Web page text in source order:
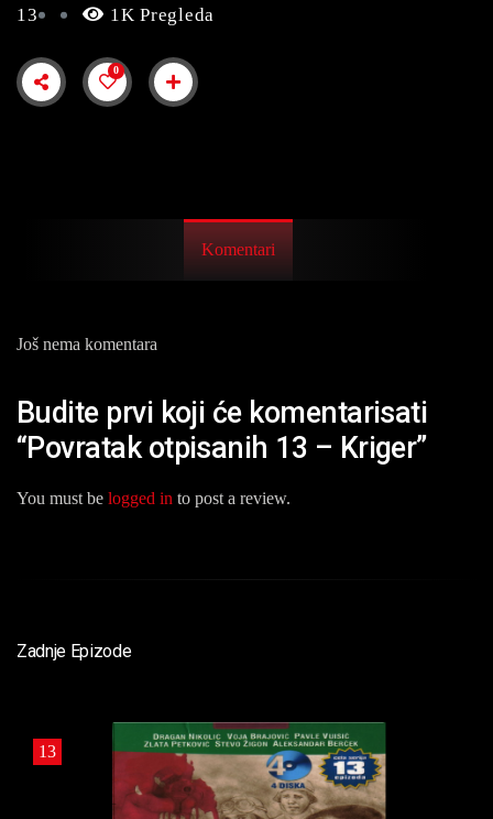
13 1K Pregleda
0
Komentari
Još nema komentara
Budite prvi koji će komentarisati
“Povratak otpisanih 13 – Kriger”
You must be logged in to post a review.
Zadnje Epizode
13